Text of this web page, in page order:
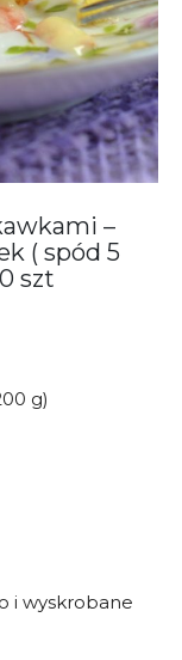
–
( spód 5
szt
g)
i wyskrobane